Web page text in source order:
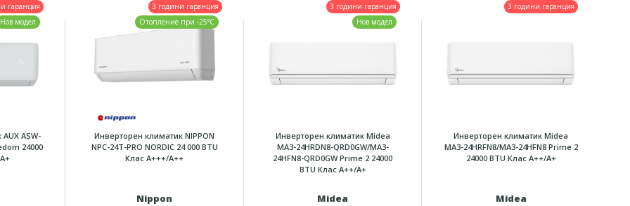
гаранция
Нов модел
ASW-
24000
3 години гаранция
Отопление при -25°C
Инверторен климатик NIPPON
NPC-24T-PRO NORDIC 24 000 BTU
Клас А+++/A++
Nippon
3 години гаранция
Нов модел
Инверторен климатик Midea
MA3-24HRDN8-QRD0GW/MA3-
24HFN8-QRD0GW Prime 2 24000
BTU Клас A++/A+
Midea
3 години гаранция
Инверторен климатик Midea
MA3-24HRFN8/MA3-24HFN8 Prime 2
24000 BTU Клас A++/A+
Midea